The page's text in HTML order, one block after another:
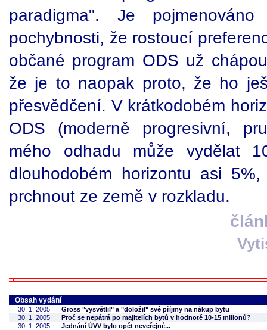
paradigma". Je
pochybnosti, že rostoucí
občané program ODS už
že je to naopak proto, že ho
přesvědčení. V krátkodobém
ODS (moderně progresivní,
mého odhadu může vydělat
dlouhodobém horizontu asi
prchnout ze země v rozkladu.
Obsah vydání
30. 1. 2005
Gross "vysvětlil" a "doložil" své příjmy na nákup bytu
30. 1. 2005
Proč se nepátrá po majitelích bytů v hodnotě 10-15 milionů?
30. 1. 2005
Jednání ÚVV bylo opět neveřejné...